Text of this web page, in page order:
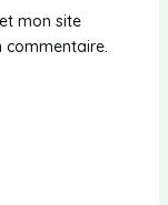
mon site